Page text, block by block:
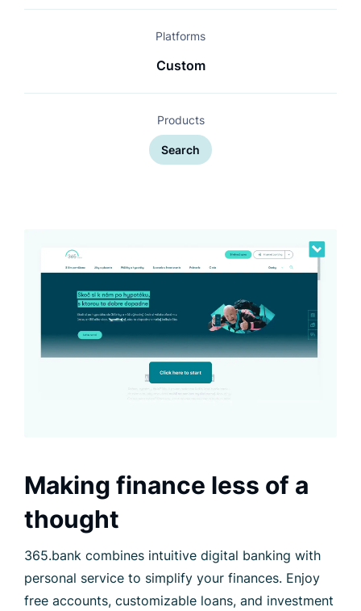
Platforms
Custom
Products
Search
Making finance less of a
thought
365.bank combines intuitive digital banking with
personal service to simplify your finances. Enjoy
free accounts, customizable loans, and investment